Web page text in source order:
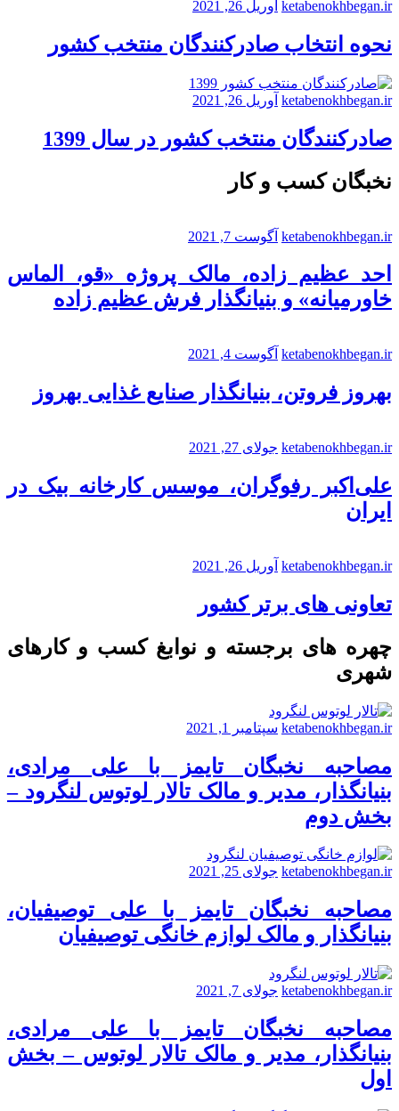
ketabenokhbegan.ir آوریل 26, 2021
نحوه انتخاب صادرکنندگان منتخب کشور
ketabenokhbegan.ir آوریل 26, 2021
صادرکنندگان منتخب کشور در سال 1399
نخبگان کسب و کار
ketabenokhbegan.ir آگوست 7, 2021
احد عظیم زاده، مالک پروژه «قو، الماس
خاورمیانه» و بنیانگذار فرش عظیم زاده
ketabenokhbegan.ir آگوست 4, 2021
بهروز فروتن، بنیانگذار صنایع غذایی بهروز
ketabenokhbegan.ir جولای 27, 2021
علی‌اکبر رفوگران، موسس کارخانه بیک در
ایران
ketabenokhbegan.ir آوریل 26, 2021
تعاونی های برتر کشور
چهره های برجسته و نوابغ کسب و کارهای
شهری
ketabenokhbegan.ir سپتامبر 1, 2021
مصاحبه نخبگان تایمز با علی مرادی،
بنیانگذار، مدیر و مالک تالار لوتوس لنگرود –
بخش دوم
ketabenokhbegan.ir جولای 25, 2021
مصاحبه نخبگان تایمز با علی توصیفیان،
بنیانگذار و مالک لوازم خانگی توصیفیان
ketabenokhbegan.ir جولای 7, 2021
مصاحبه نخبگان تایمز با علی مرادی،
بنیانگذار، مدیر و مالک تالار لوتوس – بخش
اول